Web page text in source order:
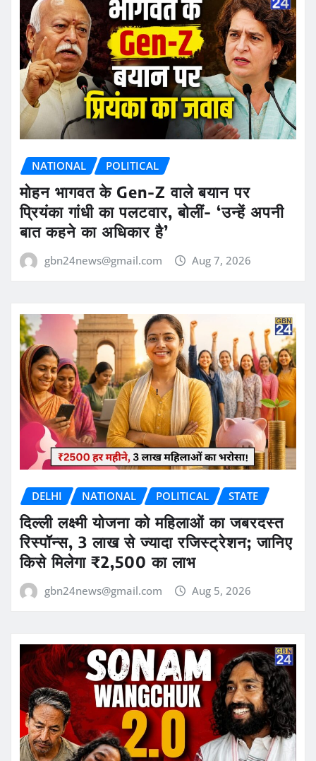
NATIONAL POLITICAL
मोहन भागवत के Gen-Z वाले बयान पर
प्रियंका गांधी का पलटवार, बोलीं- ‘उन्हें अपनी
बात कहने का अधिकार है’
gbn24news@gmail.com Aug 7, 2026
DELHI NATIONAL POLITICAL STATE
दिल्ली लक्ष्मी योजना को महिलाओं का जबरदस्त
रिस्पॉन्स, 3 लाख से ज्यादा रजिस्ट्रेशन; जानिए
किसे मिलेगा ₹2,500 का लाभ
gbn24news@gmail.com Aug 5, 2026